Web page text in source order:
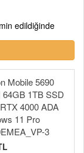
edildiğinde
Mobile 5690
64GB 1TB SSD
4000 ADA
11 Pro
3